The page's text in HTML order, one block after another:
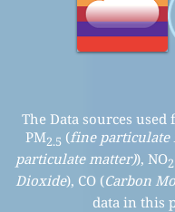
The Data sources
PM2.5 (fine particulate
particulate matter)), NO2
Dioxide), CO (Carbon
data in this